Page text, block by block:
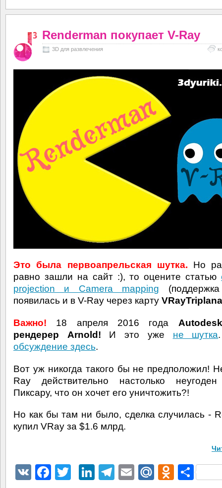
Renderman покупает V-Ray
3D для развлечения
Это была первоапрельская шутка. Но
равно зашли на сайт :), то оцените статью
projection и Camera mapping
появилась и в V-Ray через карту
Важно! 18 апреля 2016 года
рендерер Arnold! И это уже не шутка
обсуждение здесь.
Вот уж никогда такого бы не предположил!
Ray действительно настолько
Пиксару, что он хочет его уничтожить?!
Но как бы там ни было, сделка случилась -
купил VRay за $1.6 млрд.
VK Facebook
TwitterLinkedIn
Telegram
EmailMail.Ru